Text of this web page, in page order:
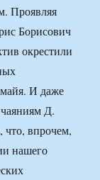
Проявляя
Борисович
окрестили
майя. И даже
Д.
что, впрочем,
нашего